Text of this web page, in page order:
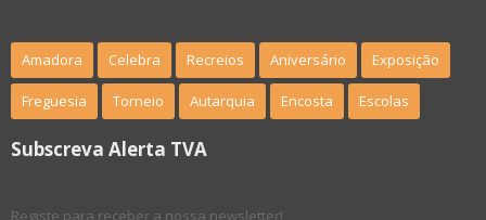
Amadora Celebra Recreios Aniversário Exposição
Freguesia Torneio Autarquia Encosta Escolas
Subscreva Alerta TVA
Registe para receber a nossa newsletter!